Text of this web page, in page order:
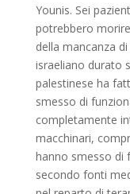
Younis. Sei
potrebbero
della mancanza
israeliano durato
palestinese ha
smesso di
completamente
macchinari,
hanno smesso di
secondo fonti